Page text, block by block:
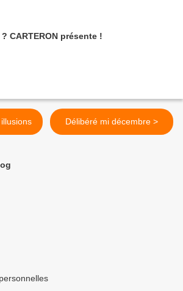
Pour les pesticides ? CARTERON présente !
illusions Délibéré mi décembre >